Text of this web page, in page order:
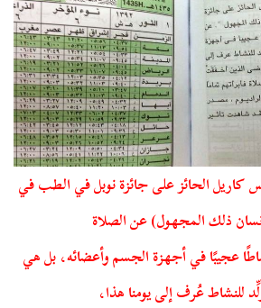
كاريل الحائز على جائزة نوبل في الطب في
ذلك المجهول) عن الصلاة
عجيبًا في أجهزة الجسم وأعضائه، بل هي
للنشاط عُرف إلى يومنا هذا،